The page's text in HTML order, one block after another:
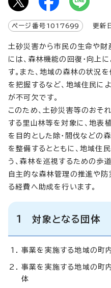
ページ番号 1017699 更新
土砂災害から市民の生命や財
には、森林機能の回復・向上
す。また、地域の森林の状況
を把握するなど、地域住民に
が不可欠です。
このため、土砂災害等のおそ
する里山林等を対象に、地表
を目的とした除・間伐などの
を整備するとともに、地域住
う、森林を巡視するための歩
自主的な森林管理の推進や
る経費へ助成を行います。
1 対象となる団体
事業を実施する地域の町
事業を実施する地域の町
体